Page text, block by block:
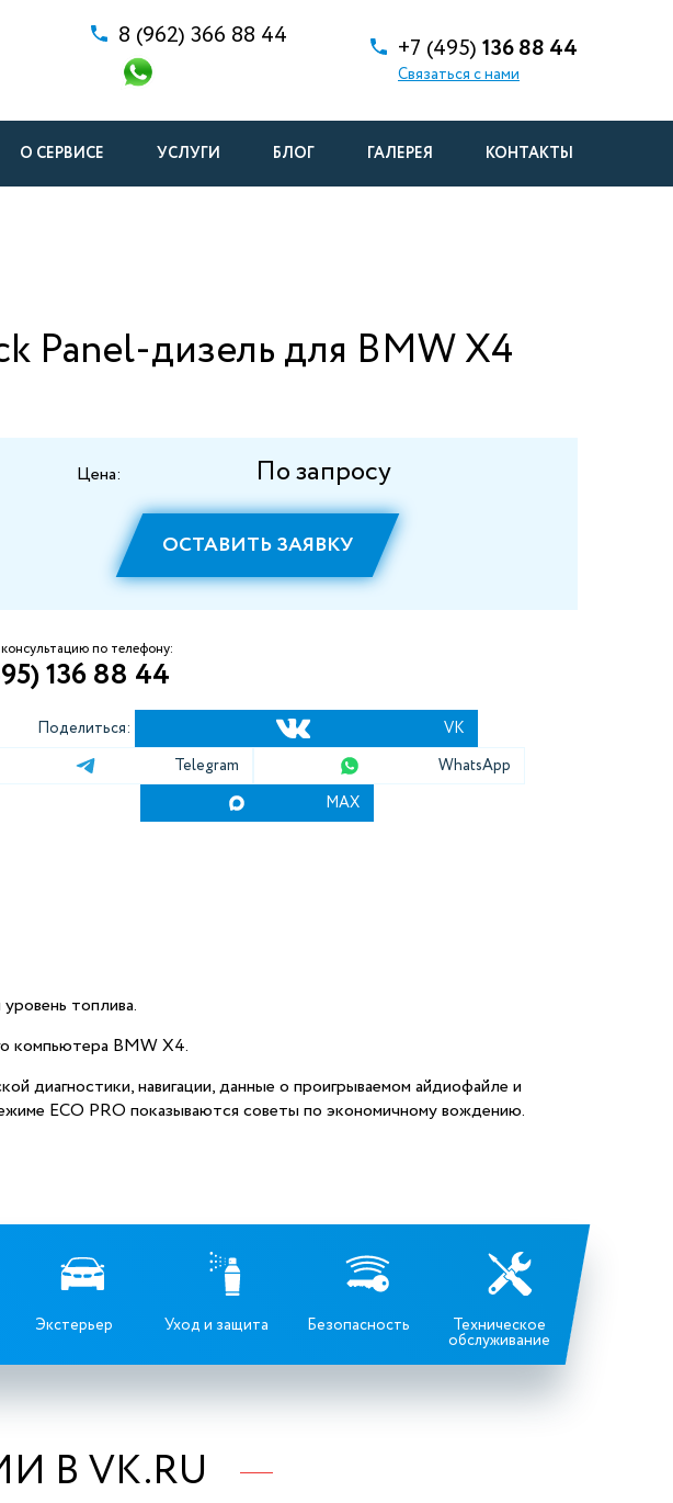
8 (962) 366 88 44 +7 (495) 136 88 44
Связаться с нами
О СЕРВИСЕ УСЛУГИ БЛОГ ГАЛЕРЕЯ КОНТАКТЫ
Panel-дизель для BMW X4
Цена: По запросу
ОСТАВИТЬ ЗАЯВКУ
по телефону:
136 88 44
Поделиться:
VK
Telegram
WhatsApp
MAX
топлива.
компьютера BMW X4.
диагностики, навигации, данные о проигрываемом айдиофайле и
ECO PRO показываются советы по экономичному вождению.
Экстерьер Уход и защита Безопасность Техническое
обслуживание
В VK.RU